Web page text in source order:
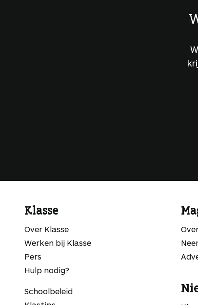
Klasse
Over Klasse
Werken bij Klasse
Pers
Hulp nodig?
Schoolbeleid